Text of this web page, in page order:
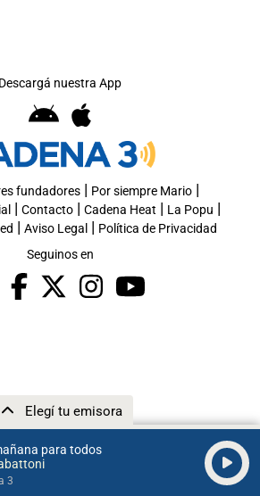
para todos
3
Elegí tu emisora
Descargá nuestra App
fundadores| Por siempre Mario|
| Contacto| Cadena Heat | La Popu |
| Aviso Legal | Política de Privacidad
Seguinos en